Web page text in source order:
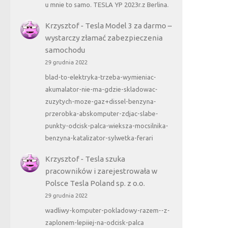
u mnie to samo. TESLA YP 2023r.z Berlina.
Krzysztof- Tesla Model 3 za darmo –
wystarczy złamać zabezpieczenia
samochodu
29 grudnia 2022
blad-to-elektryka-trzeba-wymieniac-
akumalator-nie-ma-gdzie-skladowac-
zuzytych-moze-gaz+dissel-benzyna-
przerobka-abskomputer-zdjac-slabe-
punkty-odcisk-palca-wieksza-mocsilnika-
benzyna-katalizator-sylwetka-ferari
Krzysztof- Tesla szuka
pracowników i zarejestrowała w
Polsce Tesla Poland sp. z o.o.
29 grudnia 2022
wadliwy-komputer-pokladowy-razem--z-
zaplonem-lepiiej-na-odcisk-palca